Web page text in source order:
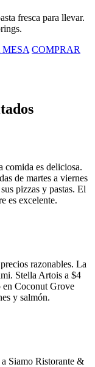
fresca para llevar.
COMPRAR
es deliciosa.
de martes a viernes
pizzas y pastas. El
es excelente.
razonables. La
Stella Artois a $4
Coconut Grove
y salmón.
Siamo Ristorante &